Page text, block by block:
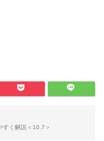
すく解説＜10.7＞